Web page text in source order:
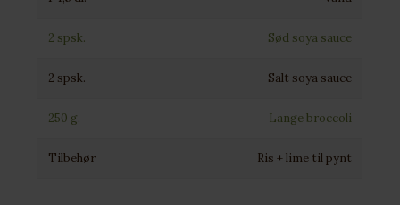
2 spsk. Sød soya sauce
2 spsk. Salt soya sauce
250 g. Lange broccoli
Tilbehør Ris + lime til pynt